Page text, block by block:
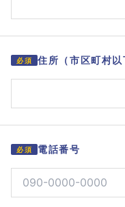
必須 住所（市区町村以
必須 電話番号